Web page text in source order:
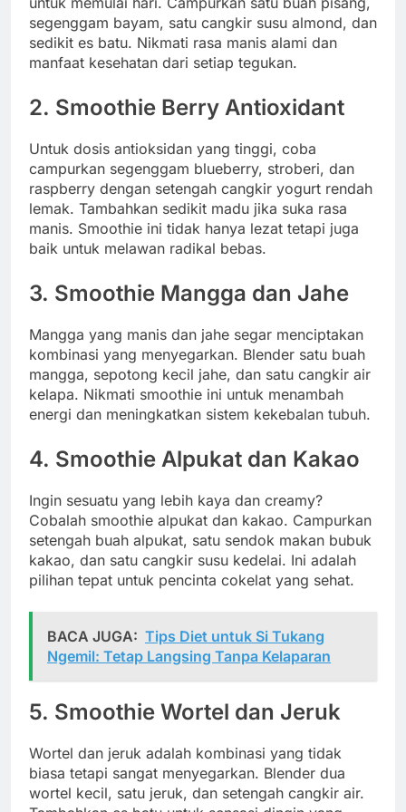
segenggam bayam, satu cangkir susu almond, dan
sedikit es batu. Nikmati rasa manis alami dan
manfaat kesehatan dari setiap tegukan.
2. Smoothie Berry Antioxidant
Untuk dosis antioksidan yang tinggi, coba
campurkan segenggam blueberry, stroberi, dan
raspberry dengan setengah cangkir yogurt rendah
lemak. Tambahkan sedikit madu jika suka rasa
manis. Smoothie ini tidak hanya lezat tetapi juga
baik untuk melawan radikal bebas.
3. Smoothie Mangga dan Jahe
Mangga yang manis dan jahe segar menciptakan
kombinasi yang menyegarkan. Blender satu buah
mangga, sepotong kecil jahe, dan satu cangkir air
kelapa. Nikmati smoothie ini untuk menambah
energi dan meningkatkan sistem kekebalan tubuh.
4. Smoothie Alpukat dan Kakao
Ingin sesuatu yang lebih kaya dan creamy?
Cobalah smoothie alpukat dan kakao. Campurkan
setengah buah alpukat, satu sendok makan bubuk
kakao, dan satu cangkir susu kedelai. Ini adalah
pilihan tepat untuk pencinta cokelat yang sehat.
BACA JUGA: Tips Diet untuk Si Tukang
Ngemil: Tetap Langsing Tanpa Kelaparan
5. Smoothie Wortel dan Jeruk
Wortel dan jeruk adalah kombinasi yang tidak
biasa tetapi sangat menyegarkan. Blender dua
wortel kecil, satu jeruk, dan setengah cangkir air.